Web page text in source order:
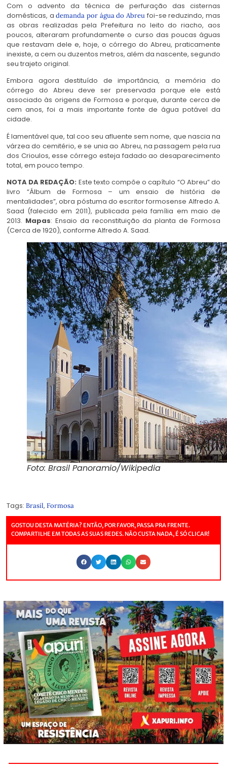
Com o advento da técnica de perfuração das cisternas
domésticas, ademanda por água do Abreu foi-se reduzindo, mas
as obras realizadas pela Prefeitura no leito do riacho, aos
poucos, alteraram profundamente o curso das poucas águas
que restavam dele e, hoje, o córrego do Abreu, praticamente
inexiste, a cem ou duzentos metros, além da nascente, segundo
seu trajeto original.
Embora agora destituído de importância, a memória do
córrego do Abreu deve ser preservada porque ele está
associado às origens de Formosa e porque, durante cerca de
cem anos, foi a mais importante fonte de água potável da
cidade.
É lamentável que, tal coo seu afluente sem nome, que nascia na
várzea do cemitério, e se unia ao Abreu, na passagem pela rua
dos Crioulos, esse córrego esteja fadado ao desaparecimento
total, em pouco tempo.
NOTA DA REDAÇÃO: Este texto compõe o capítulo “O Abreu” do
livro “Álbum de Formosa – um ensaio de história de
mentalidades”, obra póstuma do escritor formosense Alfredo A.
Saad (falecido em 2011), publicada pela família em maio de
2013. Mapas: Ensaio da reconstituição da planta de Formosa
(Cerca de 1920), conforme Alfredo A. Saad.
Foto: Brasil Panoramio/Wikipedia
Tags: Brasil, Formosa
GOSTOU DESTA MATÉRIA? ENTÃO, POR FAVOR, PASSA PRA FRENTE.
COMPARTILHE EM TODAS AS SUAS REDES. NÃO CUSTA NADA, É SÓ CLICAR!